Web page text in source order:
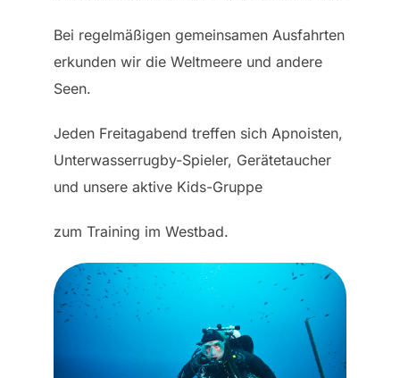
Bei regelmäßigen gemeinsamen Ausfahrten
erkunden wir die Weltmeere und andere
Seen.
Jeden Freitagabend treffen sich Apnoisten,
Unterwasserrugby-Spieler, Gerätetaucher
und unsere aktive Kids-Gruppe
zum Training im Westbad.